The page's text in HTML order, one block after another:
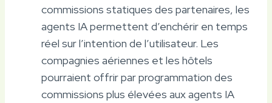
commissions statiques des partenaires, les
agents IA permettent d’enchérir en temps
réel sur l’intention de l’utilisateur. Les
compagnies aériennes et les hôtels
pourraient offrir par programmation des
commissions plus élevées aux agents IA